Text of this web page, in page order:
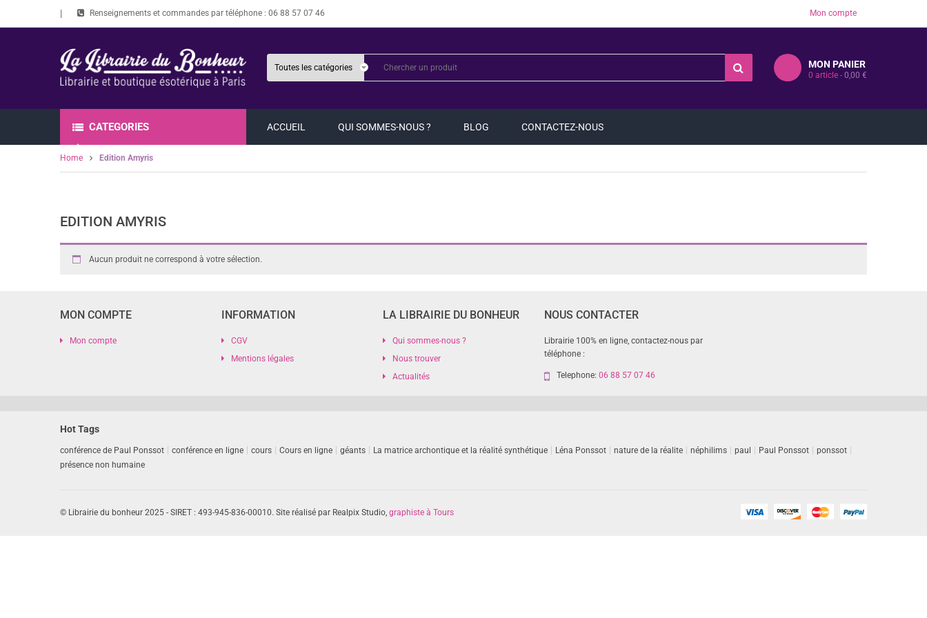
Renseignements et commandes par téléphone : 06 88 57 07 46 Mon compte
MON PANIER
0 article - 0,00 €
CATEGORIES ACCUEIL QUI SOMMES-NOUS ? BLOG CONTACTEZ-NOUS
Home Edition Amyris
EDITION AMYRIS
Aucun produit ne correspond à votre sélection.
MON COMPTE
Mon compte
INFORMATION
CGV
Mentions légales
LA LIBRAIRIE DU BONHEUR
Qui sommes-nous ?
Nous trouver
Actualités
NOUS CONTACTER
Librairie 100% en ligne, contactez-nous par
téléphone :
Telephone: 06 88 57 07 46
Hot Tags
conférence de Paul Ponssot conférence en ligne cours Cours en ligne géants La matrice archontique et la réalité synthétique Léna Ponssot nature de la réalite néphilims paul Paul Ponssot
ponssot
présence non humaine
© Librairie du bonheur 2025 - SIRET : 493-945-836-00010. Site réalisé par Realpix Studio, graphiste à Tours